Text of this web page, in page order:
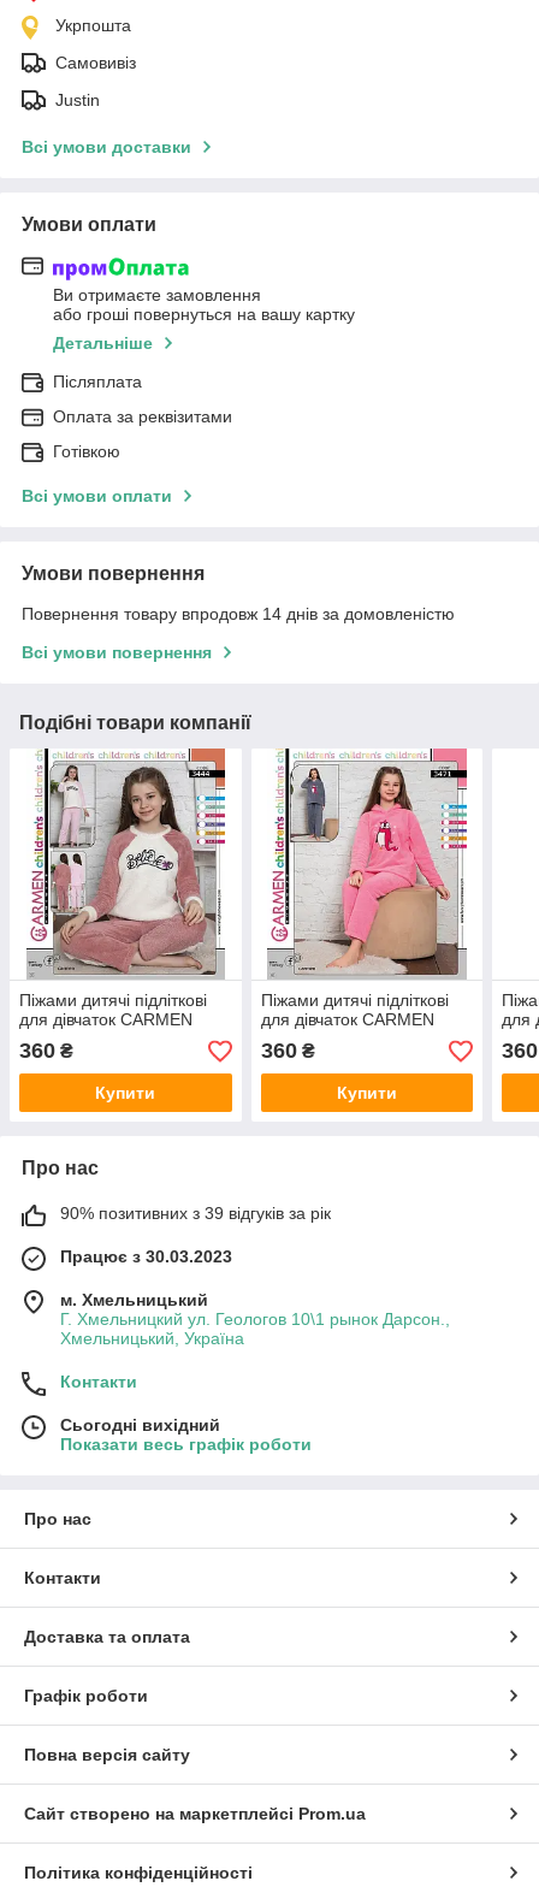
Укрпошта
Самовивіз
Justin
Всі умови доставки
Умови оплати
Ви отримаєте замовлення
або гроші повернуться на вашу картку
Детальніше
Післяплата
Оплата за реквізитами
Готівкою
Всі умови оплати
Умови повернення
Повернення товару впродовж 14 днів за домовленістю
Всі умови повернення
Подібні товари компанії
Піжами дитячі підліткові
для дівчаток CARMEN
360 ₴
Купити
Піжами дитячі підліткові
для дівчаток CARMEN
360₴
Купити
для
360
Про нас
90% позитивних з 39 відгуків за рік
Працює з 30.03.2023
м. Хмельницький
Г. Хмельницкий ул. Геологов 10\1 рынок Дарсон.,
Хмельницький, Україна
Контакти
Сьогодні вихідний
Показати весь графік роботи
Про нас
Контакти
Доставка та оплата
Графік роботи
Повна версія сайту
Сайт створено на маркетплейсі Prom.ua
Політика конфіденційності